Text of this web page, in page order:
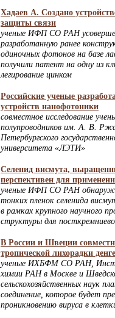
Хадаев А. Создано
защиты связи
ученые ИФП СО РАН
разработанную ранее
одиночных фотонов на базе
получили патент на одну из
легирование цинком
Российские ученые
устройств нанофотоники
совместное исследование
полупроводников им. А. В.
Петербургского
университета «ЛЭТИ»
Селенид висмута,
перспективен для
ученые ИФП СО РАН
тонких пленок селенида
в рамках крупного научного
структуры для
В России и Швеции
тропической лихорадки денге
ученые ИХБФМ СО РАН,
химии РАН в Москве и
сельскохозяйственных наук
соединение, которое будет
проникновению вируса в